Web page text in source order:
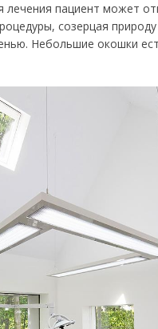
лечения пациент может
созерцая
Небольшие окошки